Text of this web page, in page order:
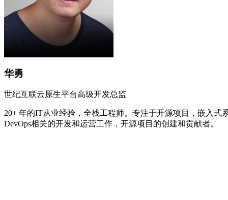
华勇
世纪互联云原生平台高级开发总监
20+ 年的IT从业经验，全栈工程师。专注于开源项目，嵌入
DevOps相关的开发和运营工作，开源项目的创建和贡献者。